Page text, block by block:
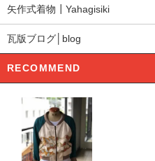
矢作式着物┃Yahagisiki
瓦版ブログ│blog
RECOMMEND